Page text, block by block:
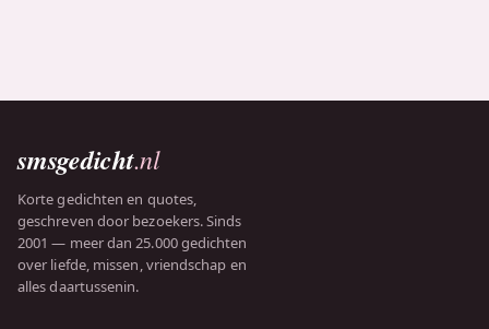
smsgedicht.nl
Korte gedichten en quotes,
geschreven door bezoekers. Sinds
2001 — meer dan 25.000 gedichten
over liefde, missen, vriendschap en
alles daartussenin.